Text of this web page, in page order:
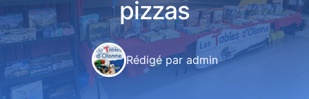
pizzas
Rédigé par admin